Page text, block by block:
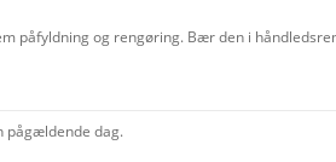
påfyldning og rengøring. Bær den i
pågældende dag.